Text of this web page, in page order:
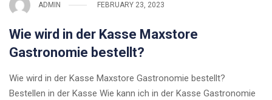
ADMIN FEBRUARY 23, 2023
Wie wird in der Kasse Maxstore
Gastronomie bestellt?
Wie wird in der Kasse Maxstore Gastronomie bestellt?
Bestellen in der Kasse Wie kann ich in der Kasse Gastronomie